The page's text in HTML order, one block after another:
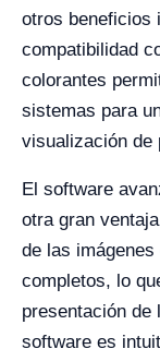
otros beneficios
compatibilidad
colorantes
sistemas para
visualización de
El software
otra gran
de las
completos, lo
presentación de
software es